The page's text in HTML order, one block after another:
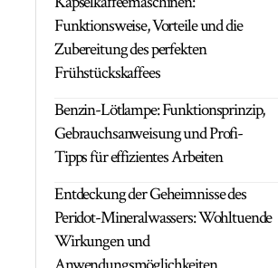
Funktionsweise, Vorteile und die
Zubereitung des perfekten
Frühstückskaffees
Benzin-Lötlampe: Funktionsprinzip,
Gebrauchsanweisung und Profi-
Tipps für effizientes Arbeiten
Entdeckung der Geheimnisse des
Peridot-Mineralwassers: Wohltuende
Wirkungen und